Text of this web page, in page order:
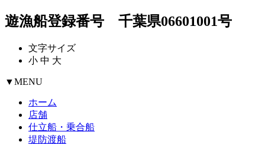
遊漁船登録番号 千葉県06601001号
文字サイズ
小 中 大
▼MENU
ホーム
店舗
仕立船・乗合船
堤防渡船